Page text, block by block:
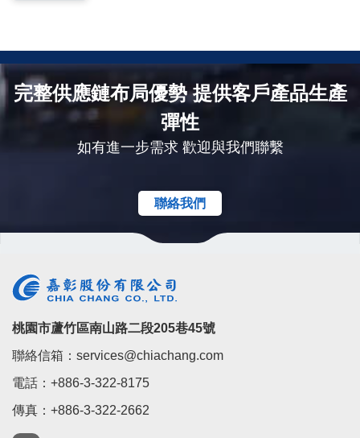
完整供應鏈布局優勢 提供客戶產品生產
彈性
如有進一步需求 歡迎與我們聯繫
聯絡我們
桃園市蘆竹區南山路二段205巷45號
聯絡信箱：services@chiachang.com
電話：+886-3-322-8175
傳真：+886-3-322-2662